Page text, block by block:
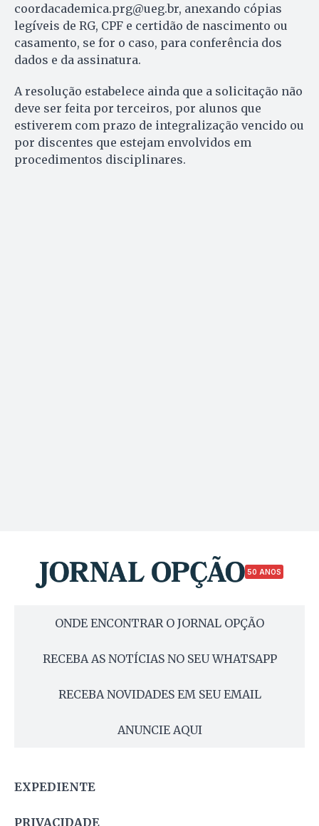
coordacademica.prg@ueg.br, anexando cópias
legíveis de RG, CPF e certidão de nascimento ou
casamento, se for o caso, para conferência dos
dados e da assinatura.
A resolução estabelece ainda que a solicitação não
deve ser feita por terceiros, por alunos que
estiverem com prazo de integralização vencido ou
por discentes que estejam envolvidos em
procedimentos disciplinares.
50 ANOS
ONDE ENCONTRAR O JORNAL OPÇÃO
RECEBA AS NOTÍCIAS NO SEU WHATSAPP
RECEBA NOVIDADES EM SEU EMAIL
ANUNCIE AQUI
EXPEDIENTE
PRIVACIDADE